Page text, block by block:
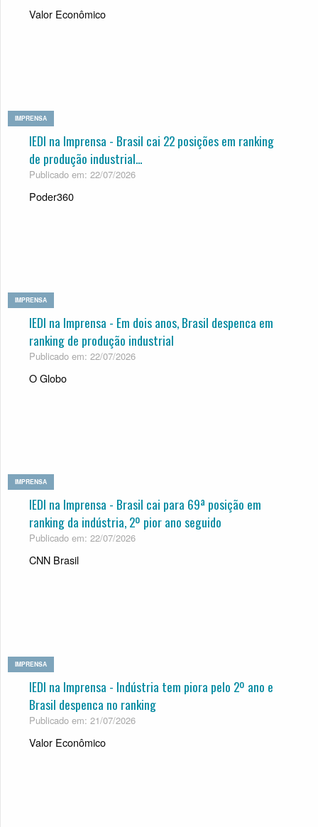
Valor Econômico
IMPRENSA
IEDI na Imprensa - Brasil cai 22 posições em ranking
de produção industrial...
Publicado em: 22/07/2026
Poder360
IMPRENSA
IEDI na Imprensa - Em dois anos, Bra­sil des­penca em
ran­king de pro­du­ção indus­trial
Publicado em: 22/07/2026
O Globo
IMPRENSA
IEDI na Imprensa - Brasil cai para 69ª posição em
ranking da indústria, 2º pior ano seguido
Publicado em: 22/07/2026
CNN Brasil
IMPRENSA
IEDI na Imprensa - Indústria tem piora pelo 2º ano e
Brasil despenca no ranking
Publicado em: 21/07/2026
Valor Econômico